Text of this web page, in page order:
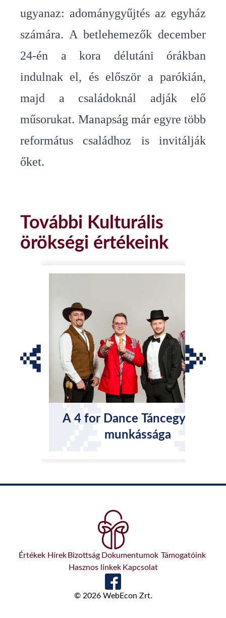
ugyanaz: adománygyűjtés az egyház
számára. A betlehemezők december
24-én a kora délutáni órákban
indulnak el, és először a parókián,
majd a családoknál adják elő
műsorukat. Manapság már egyre több
református családhoz is invitálják
őket.
További Kulturális
örökségi értékeink
A 4 for Dance Táncegyüttes
munkássága
Értékek Hírek Bizottság Dokumentumok Támogatóink
Hasznos linkek Kapcsolat
© 2026 WebEcon Zrt.